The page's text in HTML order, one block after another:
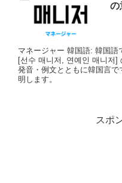
の
マネージャー 韓国語: 韓国語
[선수 매니저, 연예인 매니저]
発音・例文とともに韓国言
明します。
スポ